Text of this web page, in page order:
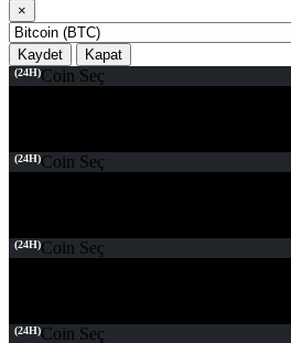
×
Kaydet Kapat
(24H)Coin Seç
(24H)Coin Seç
(24H)Coin Seç
(24H)Coin Seç